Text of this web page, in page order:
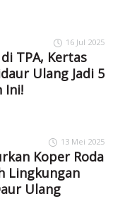
16 Jul 2025
TPA, Kertas
Ulang Jadi 5
Ini!
13 Mei 2025
Koper Roda
Lingkungan
Ulang